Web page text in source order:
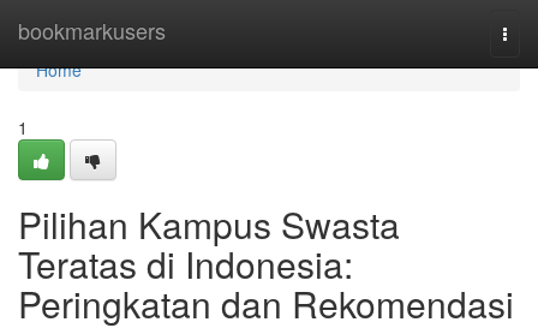
bookmarkusers
Home
Home
1
Pilihan Kampus Swasta
Teratas di Indonesia:
Peringkatan dan Rekomendasi